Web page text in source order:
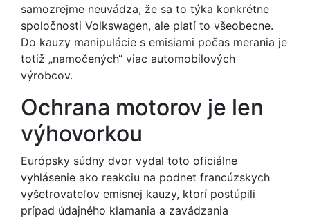
samozrejme neuvádza, že sa to týka konkrétne
spoločnosti Volkswagen, ale platí to všeobecne.
Do kauzy manipulácie s emisiami počas merania je
totiž „namočených“ viac automobilových
výrobcov.
Ochrana motorov je len
výhovorkou
Európsky súdny dvor vydal toto oficiálne
vyhlásenie ako reakciu na podnet francúzskych
vyšetrovateľov emisnej kauzy, ktorí postúpili
prípad údajného klamania a zavádzania